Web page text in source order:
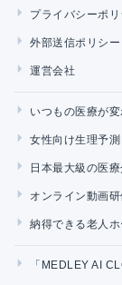
プライバシーポリ
外部送信ポリシー
運営会社
いつもの医療が
女性向け生理予
日本最大級の医
オンライン動画
納得できる老人
「MEDLEY AI